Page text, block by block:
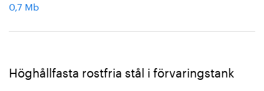
0,7 Mb
Höghållfasta rostfria stål i förvaringstank